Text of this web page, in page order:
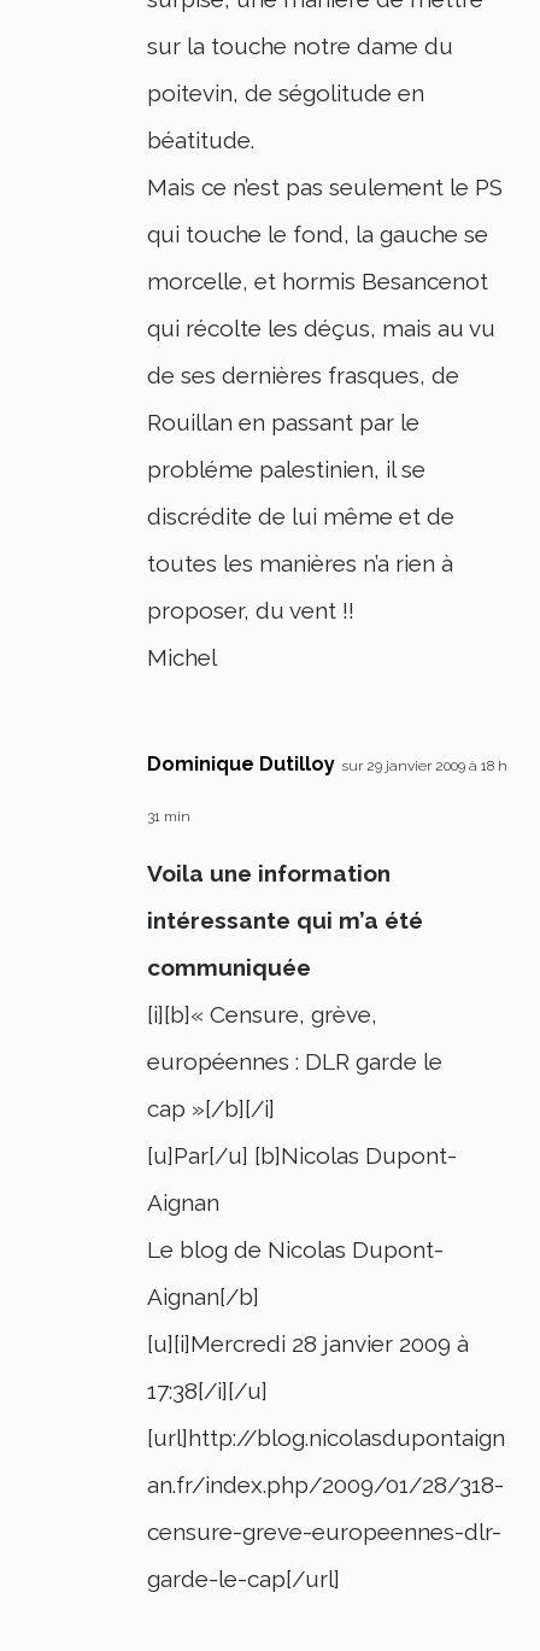
sur la touche notre dame du
poitevin, de ségolitude en
béatitude.
Mais ce n’est pas seulement le PS
qui touche le fond, la gauche se
morcelle, et hormis Besancenot
qui récolte les déçus, mais au vu
de ses dernières frasques, de
Rouillan en passant par le
probléme palestinien, il se
discrédite de lui même et de
toutes les manières n’a rien à
proposer, du vent !!
Michel
Dominique Dutilloy sur 29 janvier 2009 à 18 h
31 min
Voila une information
intéressante qui m’a été
communiquée
[i][b]« Censure, grève,
européennes : DLR garde le
cap »[/b][/i]
[u]Par[/u] [b]Nicolas Dupont-
Aignan
Le blog de Nicolas Dupont-
Aignan[/b]
[u][i]Mercredi 28 janvier 2009 à
17:38[/i][/u]
[url]http://blog.nicolasdupontaign
an.fr/index.php/2009/01/28/318-
censure-greve-europeennes-dlr-
garde-le-cap[/url]